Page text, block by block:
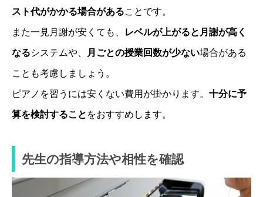
スト代がかかる場合があることです。
また一見月謝が安くても、 レベルが上がると月謝が高く
なるシステムや、 月ごとの授業回数が少ない場合がある
ことも考慮しましょう。
ピアノを習うには安くない費用が掛かります。 十分に予
算を検討することをおすすめします。
先生の指導方法や相性を確認